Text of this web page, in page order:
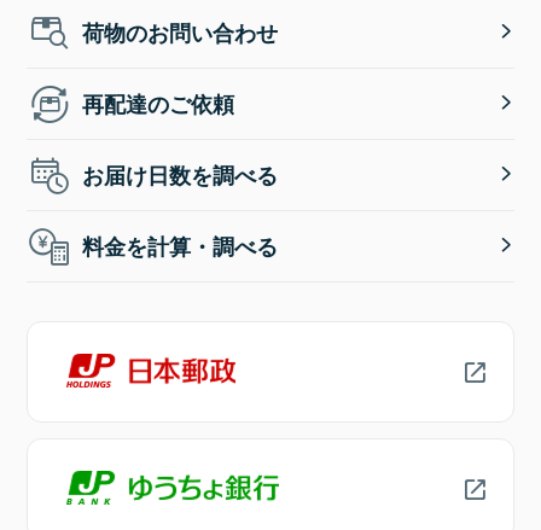
荷物のお問い合わせ
再配達のご依頼
お届け日数を調べる
料金を計算・調べる